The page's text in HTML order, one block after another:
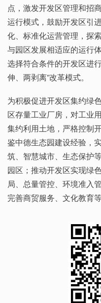
点，激发开发区管理和招
运行模式，鼓励开发区引
化、标准化运营管理，探
与园区发展相适应的运行
选择符合条件的开发区进
伸、两剥离”改革模式。
为积极促进开发区集约绿
区存量工业厂房，对工业
集约利用土地，严格控制
鉴中德生态园建设经验，
筑、智慧城市、生态保护
园区；推动开发区实现绿
局、总量管控、环境准入
完善商贸服务、文化教育